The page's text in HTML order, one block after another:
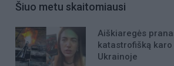
Šiuo metu skaitomiausi
Aiškiaregės
katastrofišką
Ukrainoje